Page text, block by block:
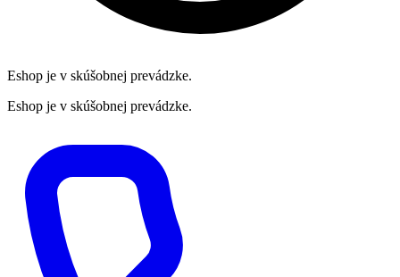
Eshop je v skúšobnej prevádzke.
Eshop je v skúšobnej prevádzke.
obsah